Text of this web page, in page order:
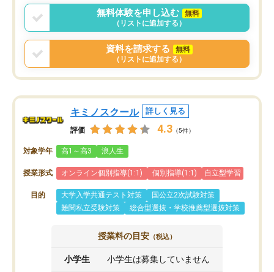
言う事で講師変更の申し出があり、あ
まりに短期での変更だった為、塾に通
う事にして退会しました。遅れも取り
戻せ、授業内容や講師の方は良かった
と思います。
無料体験を申し込む
無料
（リストに追加する）
資料を請求する
無料
（リストに追加する）
キミノスクール 詳しく見る
評価 4.3 （5件）
対象学年 高1～高3 浪人生
授業形式 オンライン個別指導(1:1) 個別指導(1:1) 自立型学習
目的 大学入学共通テスト対策
国公立2次試験対策
難関私立受験対策
総合型選抜・学校推薦型選抜対策
授業料の目安 （税込）
小学生 小学生は募集していません